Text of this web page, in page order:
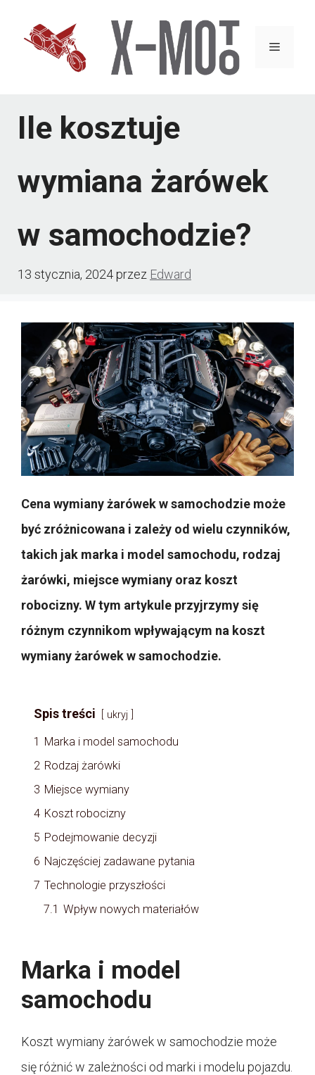
Menu
Ile kosztuje
wymiana żarówek
w samochodzie?
13 stycznia, 2024przez Edward
Cena wymiany żarówek w samochodzie może
być zróżnicowana i zależy od wielu czynników,
takich jak marka i model samochodu, rodzaj
żarówki, miejsce wymiany oraz koszt
robocizny. W tym artykule przyjrzymy się
różnym czynnikom wpływającym na koszt
wymiany żarówek w samochodzie.
Spis treści ukryj
1 Marka i model samochodu
2 Rodzaj żarówki
3 Miejsce wymiany
4 Koszt robocizny
5 Podejmowanie decyzji
6 Najczęściej zadawane pytania
7 Technologie przyszłości
7.1 Wpływ nowych materiałów
Marka i model
samochodu
Koszt wymiany żarówek w samochodzie może
się różnić w zależności od marki i modelu pojazdu.